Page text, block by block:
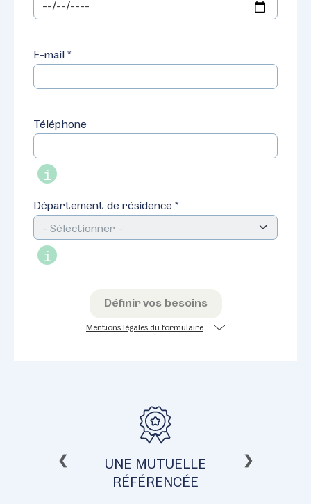
E-mail *
Téléphone
i
Département de résidence *
i
Définir vos besoins
Mentions légales du formulaire
❯
❮
UNE MUTUELLE
RÉFÉRENCÉE